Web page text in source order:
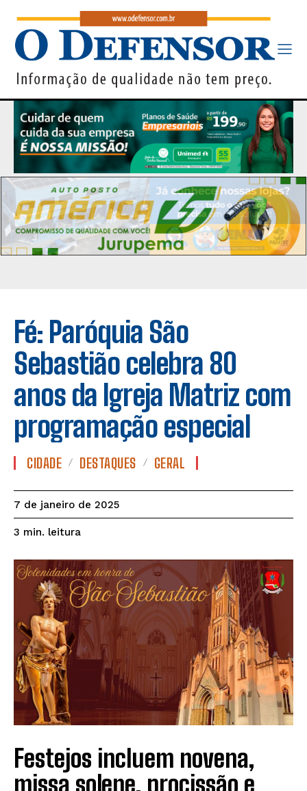
Fé: Paróquia São
Sebastião celebra 80
anos da Igreja Matriz com
programação especial
CIDADE DESTAQUES GERAL
7 de janeiro de 2025
3 min. leitura
Festejos incluem novena,
missa solene, procissão e